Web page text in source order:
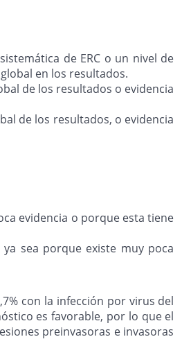
de ERC o un nivel de
en los resultados.
de los resultados o evidencia
de los resultados, o evidencia
evidencia o porque esta tiene
sea porque existe muy poca
con la infección por virus del
es favorable, por lo que el
preinvasoras e invasoras